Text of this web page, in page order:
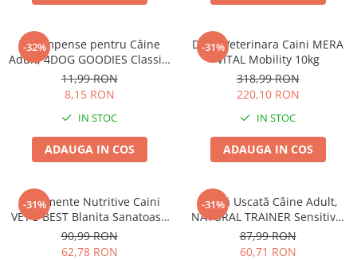
-32%
Recompense pentru Câine
Adult, 4DOG GOODIES Classic,
Jerky Tenders Pui, 100g
11,99 RON
8,15 RON
IN STOC
ADAUGA IN COS
-31%
Dieta Veterinara Caini MERA
VITAL Mobility 10kg
318,99 RON
220,10 RON
IN STOC
ADAUGA IN COS
-31%
Suplimente Nutritive Caini
VET'S BEST Blanita Sanatoasa
60 tablete
90,99 RON
62,78 RON
-31%
Hrană Uscată Câine Adult,
NATURAL TRAINER Sensitive,
Fără Gluten, Talie Mică,
Iepure, 2kg
87,99 RON
60,71 RON